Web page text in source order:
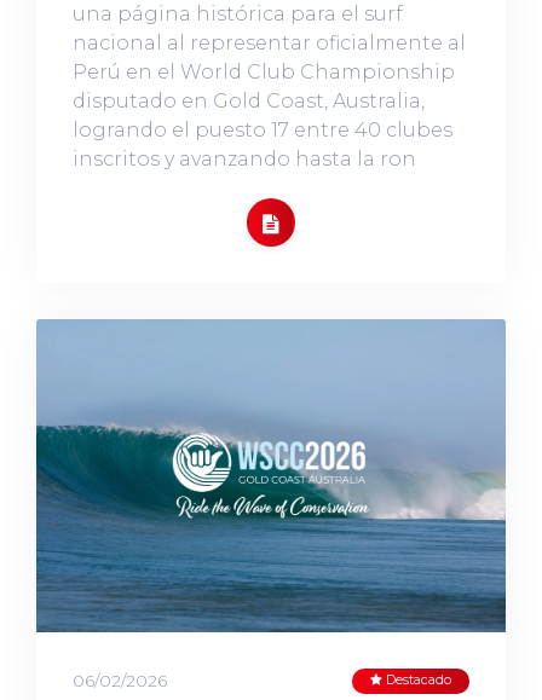
una página histórica para el surf
nacional al representar oficialmente al
Perú en el World Club Championship
disputado en Gold Coast, Australia,
logrando el puesto 17 entre 40 clubes
inscritos y avanzando hasta la ron
06/02/2026 Destacado